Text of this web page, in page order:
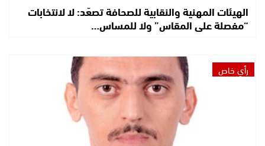
الهيئات المهنية والنقابية للصحافة تصعّد: لا لانتخابات
“مفصلة على المقاس” ولا للمساس…
رأي خاص